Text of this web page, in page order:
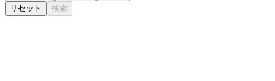
リセット
検索